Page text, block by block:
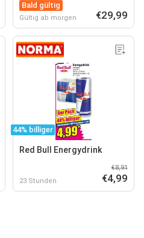
Bald gültig
Gültig ab morgen €29,99
44% billiger
Red Bull Energydrink
23 Stunden
€8,91
€4,99